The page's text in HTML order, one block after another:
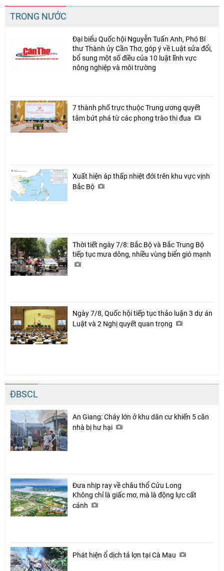
TRONG NƯỚC
Đại biểu Quốc hội Nguyễn Tuấn Anh, Phó Bí
thư Thành ủy Cần Thơ, góp ý về Luật sửa đổi,
bổ sung một số điều của 10 luật lĩnh vực
nông nghiệp và môi trường
7 thành phố trực thuộc Trung ương quyết
tâm bứt phá từ các phong trào thi đua
Xuất hiện áp thấp nhiệt đới trên khu vực vịnh
Bắc Bộ
Thời tiết ngày 7/8: Bắc Bộ và Bắc Trung Bộ
tiếp tục mưa dông, nhiều vùng biển gió mạnh
Ngày 7/8, Quốc hội tiếp tục thảo luận 3 dự án
Luật và 2 Nghị quyết quan trọng
ĐBSCL
An Giang: Cháy lớn ở khu dân cư khiến 5 căn
nhà bị hư hại
Đưa nhịp ray về châu thổ Cửu Long
Không chỉ là giấc mơ, mà là động lực cất
cánh
Phát hiện ổ dịch tả lợn tại Cà Mau